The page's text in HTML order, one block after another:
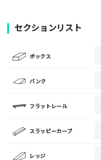
[text photo1alt
写真
セクションリスト
ボックス
バンク
フラットレール
スラッピーカーブ
レッジ